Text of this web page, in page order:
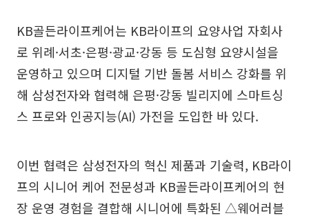
KB골든라이프케어는 KB라이프의 요양사업 자회사
로 위례·서초·은평·광교·강동 등 도심형 요양시설을
운영하고 있으며 디지털 기반 돌봄 서비스 강화를 위
해 삼성전자와 협력해 은평·강동 빌리지에 스마트싱
스 프로와 인공지능(AI) 가전을 도입한 바 있다.
이번 협력은 삼성전자의 혁신 제품과 기술력, KB라이
프의 시니어 케어 전문성과 KB골든라이프케어의 현
장 운영 경험을 결합해 시니어에 특화된 △웨어러블